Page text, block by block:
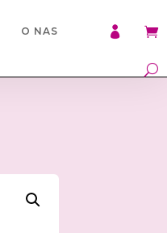
O NAS 